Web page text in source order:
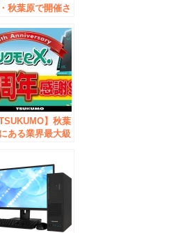
秋葉原で開催さ
ジャパン主催の
Engine公式
イベント
FEST
TOKYO」に出
TSUKUMO】秋葉
ある業界最大級
」24周年感謝
を開催